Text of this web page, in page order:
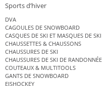
Sports d’hiver
DVA
CAGOULES DE SNOWBOARD
CASQUES DE SKI ET MASQUES DE SKI
CHAUSSETTES & CHAUSSONS
CHAUSSURES DE SKI
CHAUSSURES DE SKI DE RANDONNÉE
COUTEAUX & MULTITOOLS
GANTS DE SNOWBOARD
EISHOCKEY